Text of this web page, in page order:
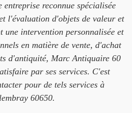
entreprise reconnue spécialisée
l'évaluation d'objets de valeur et
une intervention personnalisée et
en matière de vente, d'achat
d'antiquité, Marc Antiquaire 60
par ses services. C'est
pour de tels services à
60650.